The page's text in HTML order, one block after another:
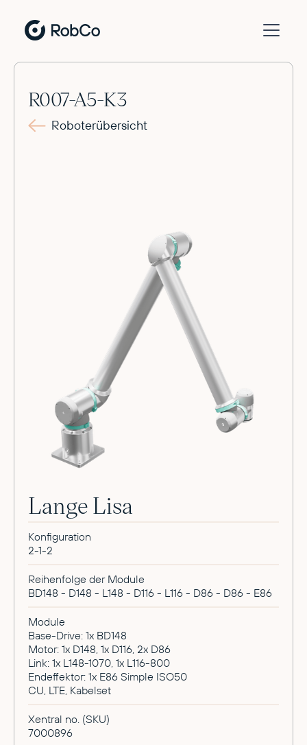
R007-A5-K3
Roboterübersicht
Lange Lisa
Konfiguration
2-1-2
Reihenfolge der Module
BD148 - D148 - L148 - D116 - L116 - D86 - D86 - E86
Module
Base-Drive: 1x BD148
Motor: 1x D148, 1x D116, 2x D86
Link: 1x L148-1070, 1x L116-800
Endeffektor: 1x E86 Simple ISO50
CU, LTE, Kabelset
Xentral no. (SKU)
7000896